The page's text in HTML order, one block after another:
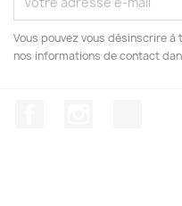
Vous pouvez vous désinscrire
nos informations de contact